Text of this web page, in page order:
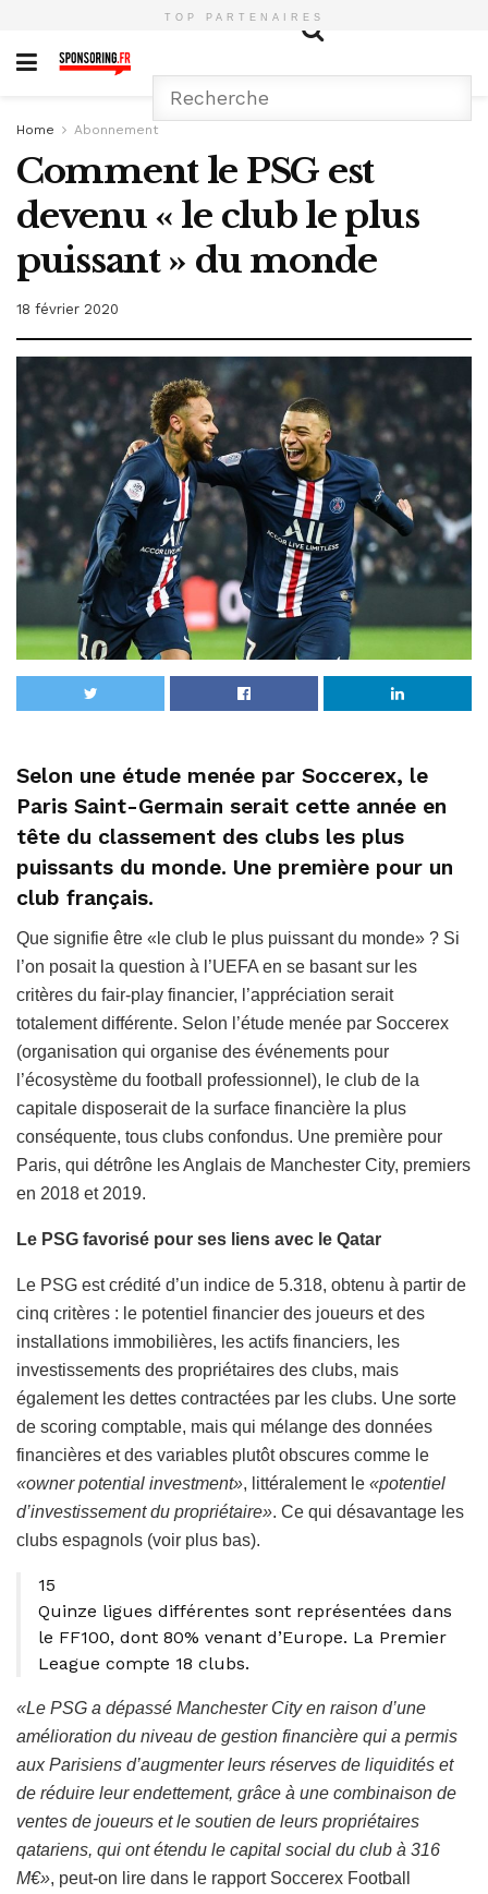
TOP PARTENAIRES
Home Abonnement
Comment le PSG est
devenu « le club le plus
puissant » du monde
18 février 2020
Selon une étude menée par Soccerex, le
Paris Saint-Germain serait cette année en
tête du classement des clubs les plus
puissants du monde. Une première pour un
club français.
Que signifie être «le club le plus puissant du monde» ? Si
l’on posait la question à l’UEFA en se basant sur les
critères du fair-play financier, l’appréciation serait
totalement différente. Selon l’étude menée par Soccerex
(organisation qui organise des événements pour
l’écosystème du football professionnel), le club de la
capitale disposerait de la surface financière la plus
conséquente, tous clubs confondus. Une première pour
Paris, qui détrône les Anglais de Manchester City, premiers
en 2018 et 2019.
Le PSG favorisé pour ses liens avec le Qatar
Le PSG est crédité d’un indice de 5.318, obtenu à partir de
cinq critères : le potentiel financier des joueurs et des
installations immobilières, les actifs financiers, les
investissements des propriétaires des clubs, mais
également les dettes contractées par les clubs. Une sorte
de scoring comptable, mais qui mélange des données
financières et des variables plutôt obscures comme le
«owner potential investment», littéralement le «potentiel
d’investissement du propriétaire». Ce qui désavantage les
clubs espagnols (voir plus bas).
15
Quinze ligues différentes sont représentées dans
le FF100, dont 80% venant d’Europe. La Premier
League compte 18 clubs.
«Le PSG a dépassé Manchester City en raison d’une
amélioration du niveau de gestion financière qui a permis
aux Parisiens d’augmenter leurs réserves de liquidités et
de réduire leur endettement, grâce à une combinaison de
ventes de joueurs et le soutien de leurs propriétaires
qatariens, qui ont étendu le capital social du club à 316
M€», peut-on lire dans le rapport Soccerex Football